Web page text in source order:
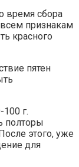
время сбора
признакам
красного
пятен
г.
полторы
этого, уже
для